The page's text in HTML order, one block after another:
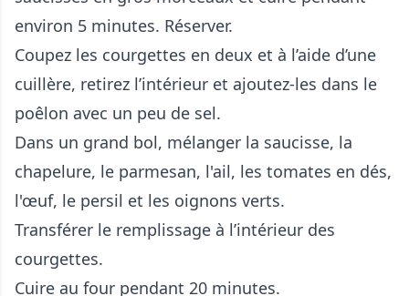
environ 5 minutes. Réserver.
Coupez les courgettes en deux et à l’aide d’une
cuillère, retirez l’intérieur et ajoutez-les dans le
poêlon avec un peu de sel.
Dans un grand bol, mélanger la saucisse, la
chapelure, le parmesan, l'ail, les tomates en dés,
l'œuf, le persil et les oignons verts.
Transférer le remplissage à l’intérieur des
courgettes.
Cuire au four pendant 20 minutes.